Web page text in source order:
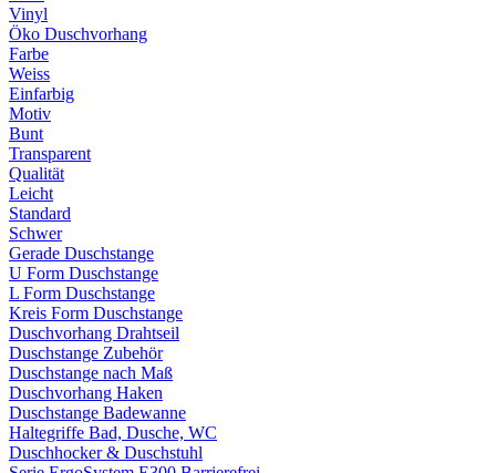
Vinyl
Öko Duschvorhang
Farbe
Weiss
Einfarbig
Motiv
Bunt
Transparent
Qualität
Leicht
Standard
Schwer
Gerade Duschstange
U Form Duschstange
L Form Duschstange
Kreis Form Duschstange
Duschvorhang Drahtseil
Duschstange Zubehör
Duschstange nach Maß
Duschvorhang Haken
Duschstange Badewanne
Haltegriffe Bad, Dusche, WC
Duschhocker & Duschstuhl